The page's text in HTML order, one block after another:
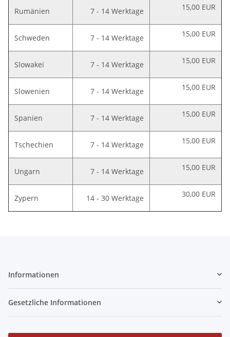
Rumänien 7 - 14 Werktage 15,00 EUR
Schweden 7 - 14 Werktage 15,00 EUR
Slowakei 7 - 14 Werktage 15,00 EUR
Slowenien 7 - 14 Werktage 15,00 EUR
Spanien 7 - 14 Werktage 15,00 EUR
Tschechien 7 - 14 Werktage 15,00 EUR
Ungarn 7 - 14 Werktage 15,00 EUR
Zypern 14 - 30 Werktage 30,00 EUR
Informationen
Gesetzliche Informationen